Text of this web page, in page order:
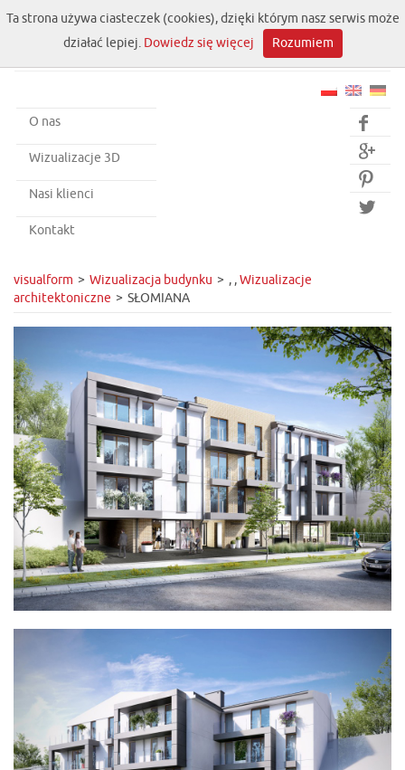




O nas
Wizualizacje 3D
Nasi klienci
Kontakt
visualform Wizualizacja budynku , ,Wizualizacje
architektoniczne
SŁOMIANA
Ta strona używa ciasteczek (cookies), dzięki którym nasz serwis może
działać lepiej. Dowiedz się więcej Rozumiem